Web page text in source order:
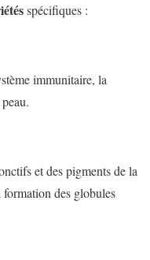
spécifiques :
immunitaire, la
et des pigments de la
des globules